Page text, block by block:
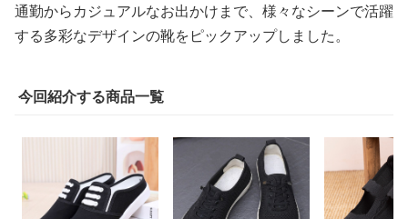
通勤からカジュアルなお出かけまで、様々なシーンで活躍
する多彩なデザインの靴をピックアップしました。
今回紹介する商品一覧